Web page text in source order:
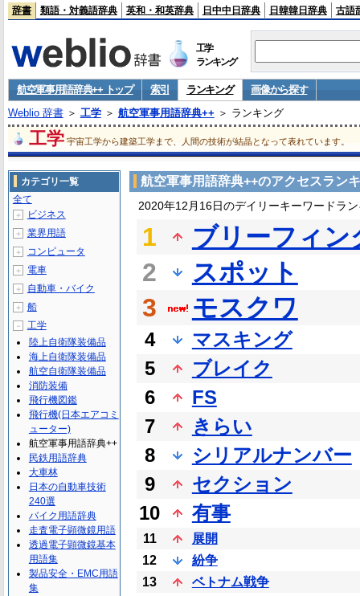
辞書 類語・対義語辞典 英和・和英辞典 日中中日辞典 日韓韓日辞典 古語
工学
ランキング
航空軍事用語辞典++ トップ 索引 ランキング
画像から探す
Weblio 辞書＞ 工学＞ 航空軍事用語辞典++ ＞ ランキング
工学 宇宙工学から建築工学まで、人間の技術が結晶となって表れています。
航空軍事用語辞典++のアクセスラン
2020年12月16日のデイリーキーワードラ
1
ブリーフィン
2
スポット
3
モスクワ
4
マスキング
5
ブレイク
6
FS
7
きらい
8
シリアルナンバー
9
セクション
10
有事
11
展開
12
紛争
13
ベトナム戦争
カテゴリ一覧
全て
＋ ビジネス
＋ 業界用語
＋ コンピュータ
＋ 電車
＋ 自動車・バイク
＋ 船
－
工学
陸上自衛隊装備品
海上自衛隊装備品
航空自衛隊装備品
消防装備
飛行機図鑑
飛行機(日本エアコミ
ューター)
航空軍事用語辞典++
民鉄用語辞典
大車林
日本の自動車技術
240選
バイク用語辞典
走査電子顕微鏡用語
透過電子顕微鏡基本
用語集
製品安全・EMC用語
集